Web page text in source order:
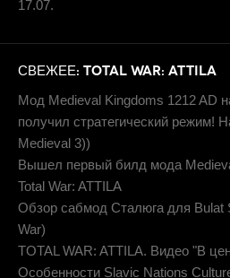
17.07.
СВЕЖЕЕ: TOTAL WAR: ATTILA
Мод Medieval Kingdoms 1212 AD
получил стратегический режим!
Medieval 3))
Вышел первый билд мода
Total War: ATTILA
Обзор сабмод Сталюга для Bulat
War)
TOTAL WAR: ATTILA. Видео "В
Особенности Slavic Nations